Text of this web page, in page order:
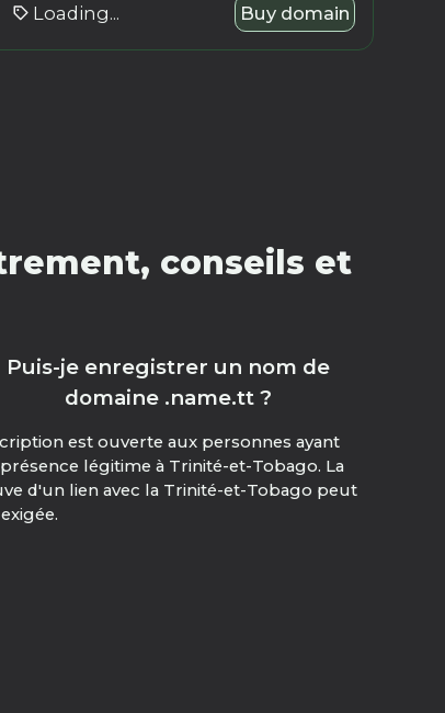
Loading... Buy domain
conseils et
Puis-je enregistrer un nom de
domaine .name.tt ?
est ouverte aux personnes ayant
légitime à Trinité-et-Tobago. La
d'un lien avec la Trinité-et-Tobago peut